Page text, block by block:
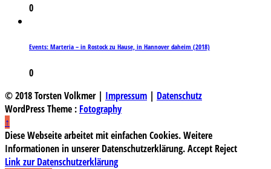
0
Events: Marteria – in Rostock zu Hause, in Hannover daheim (2018)
0
© 2018 Torsten Volkmer | Impressum | Datenschutz
WordPress Theme : Fotography
↑
Diese Webseite arbeitet mit einfachen Cookies. Weitere
Informationen in unserer Datenschutzerklärung.Accept Reject
Link zur Datenschutzerklärung